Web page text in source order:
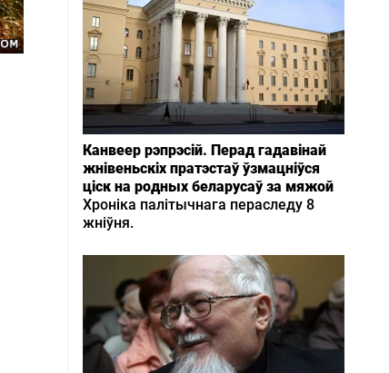
Канвеер рэпрэсій. Перад гадавінай
жнівеньскіх пратэстаў ўзмацніўся
ціск на родных беларусаў за мяжой
Хроніка палітычнага пераследу 8
жніўня.